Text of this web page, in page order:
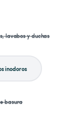
lavabos y duchas
inodoros
basura